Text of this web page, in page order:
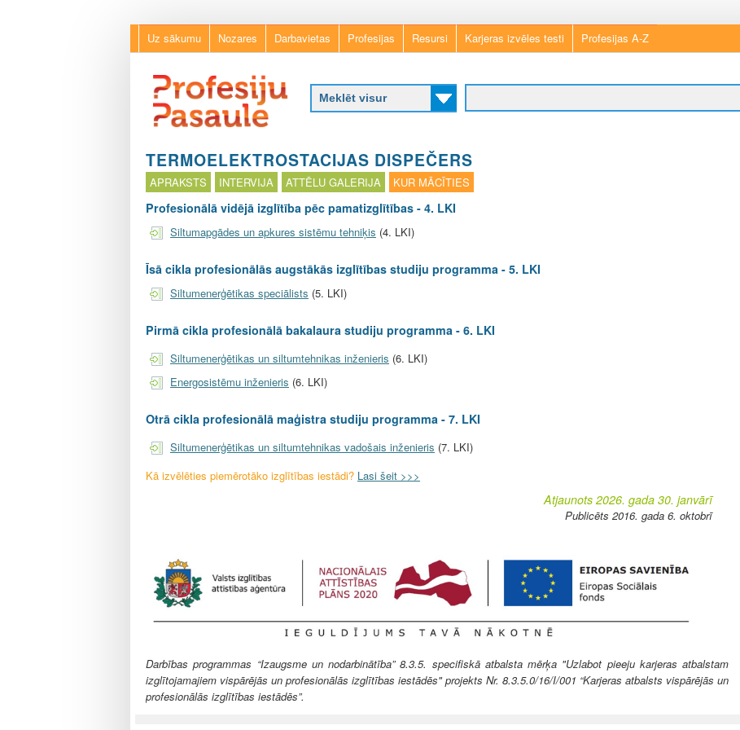
Skip
to
Uz sākumu Nozares Darbavietas Profesijas Resursi Karjeras izvēles testi Profesijas A-Z
r
o
f
e
s
i
u
p
a
s
a
u
e
TERMOELEKTROSTACIJAS DISPEČERS
APRAKSTS INTERVIJA ATTĒLU GALERIJA KUR MĀCĪTIES
Profesionālā vidējā izglītība pēc pamatizglītības - 4. LKI
Siltumapgādes un apkures sistēmu tehniķis (4. LKI)
Īsā cikla profesionālās augstākās izglītības studiju programma - 5. LKI
Siltumenerģētikas speciālists (5. LKI)
Pirmā cikla profesionālā bakalaura studiju programma - 6. LKI
Siltumenerģētikas un siltumtehnikas inženieris (6. LKI)
Energosistēmu inženieris (6. LKI)
Otrā cikla profesionālā maģistra studiju programma - 7. LKI
Siltumenerģētikas un siltumtehnikas vadošais inženieris (7. LKI)
Kā izvēlēties piemērotāko izglītības iestādi? Lasi šeit >>>
Atjaunots 2026. gada 30. janvārī
Publicēts 2016. gada 6. oktobrī
Darbības programmas “Izaugsme un nodarbinātība” 8.3.5. specifiskā atbalsta mērķa "Uzlabot pieeju karjeras atbalstam
izglītojamajiem vispārējās un profesionālās izglītības iestādēs" projekts Nr. 8.3.5.0/16/I/001 “Karjeras atbalsts vispārējās un
profesionālās izglītības iestādēs”.